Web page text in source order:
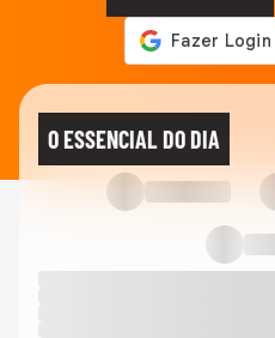
O ESSENCIAL DO DIA